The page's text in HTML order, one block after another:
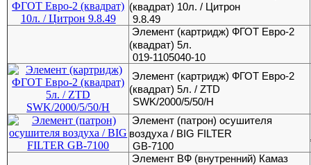
(квадрат) 10л. / Цитрон
9.8.49
Элемент (картридж) ФГОТ Евро-2
(квадрат) 5л.
019-1105040-10
Элемент (картридж) ФГОТ Евро-2
(квадрат) 5л. / ZTD
SWK/2000/5/50/H
Элемент (патрон) осушителя
воздуха / BIG FILTER
GB-7100
Элемент ВФ (внутренний) Камаз